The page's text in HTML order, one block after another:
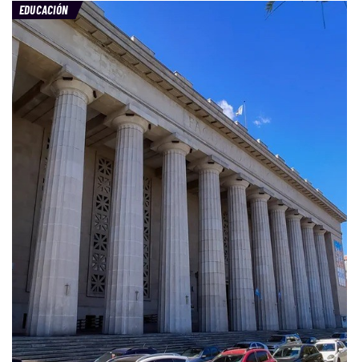
EDUCACIÓN